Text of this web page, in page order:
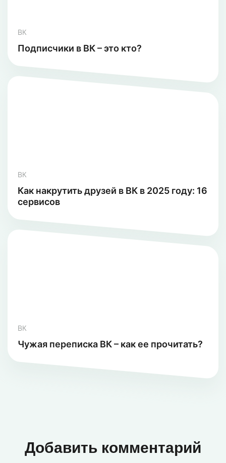
ВК
Подписчики в ВК – это кто?
ВК
Как накрутить друзей в ВК в 2025 году: 16
сервисов
ВК
Чужая переписка ВК – как ее прочитать?
Добавить комментарий